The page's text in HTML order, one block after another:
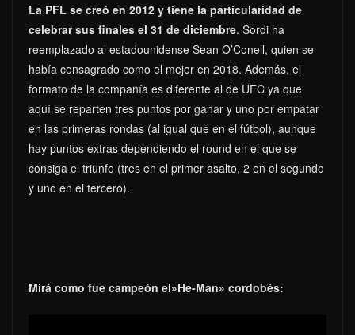
La PFL se creó en 2012 y tiene la particularidad de
celebrar sus finales el 31 de diciembre. Sordi ha
reemplazado al estadounidense Sean O’Conell, quien se
había consagrado como el mejor en 2018. Además, el
formato de la compañía es diferente al de UFC ya que
aquí se reparten tres puntos por ganar y uno por empatar
en las primeras rondas (al igual que en el fútbol), aunque
hay puntos extras dependiendo el round en el que se
consiga el triunfo (tres en el primer asalto, 2 en el segundo
y uno en el tercero).
Mirá como fue campeón el»He-Man» cordobés: